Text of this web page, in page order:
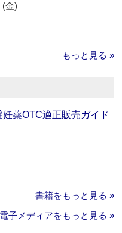
(金)
もっと見る »
妊薬OTC適正販売ガイド
書籍をもっと見る »
電子メディアをもっと見る »